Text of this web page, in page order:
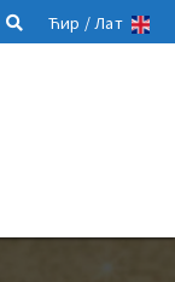
Ћир /Лат